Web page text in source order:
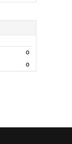
0
0